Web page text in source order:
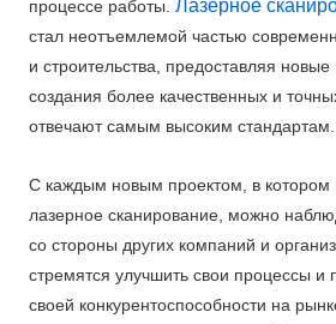
процессе работы. Лазерное
стал неотъемлемой частью
и строительства, предоставляя
создания более качественных и
отвечают самым высоким стандартам.
С каждым новым проектом, в котором
лазерное сканирование, можно
со стороны других компаний и
стремятся улучшить свои процессы и
своей конкурентоспособности на